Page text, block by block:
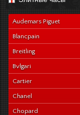
Audemars Piguet
Blancpain
Breitling
Bvlgari
Cartier
Chanel
Chopard